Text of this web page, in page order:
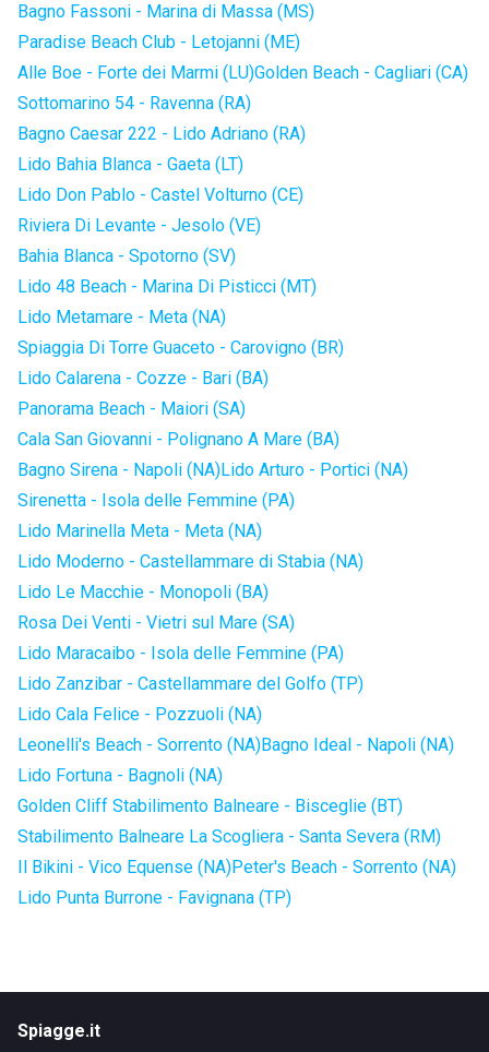
Bagno Fassoni - Marina di Massa (MS)
Paradise Beach Club - Letojanni (ME)
Alle Boe - Forte dei Marmi (LU)Golden Beach - Cagliari (CA)
Sottomarino 54 - Ravenna (RA)
Bagno Caesar 222 - Lido Adriano (RA)
Lido Bahia Blanca - Gaeta (LT)
Lido Don Pablo - Castel Volturno (CE)
Riviera Di Levante - Jesolo (VE)
Bahia Blanca - Spotorno (SV)
Lido 48 Beach - Marina Di Pisticci (MT)
Lido Metamare - Meta (NA)
Spiaggia Di Torre Guaceto - Carovigno (BR)
Lido Calarena - Cozze - Bari (BA)
Panorama Beach - Maiori (SA)
Cala San Giovanni - Polignano A Mare (BA)
Bagno Sirena - Napoli (NA)Lido Arturo - Portici (NA)
Sirenetta - Isola delle Femmine (PA)
Lido Marinella Meta - Meta (NA)
Lido Moderno - Castellammare di Stabia (NA)
Lido Le Macchie - Monopoli (BA)
Rosa Dei Venti - Vietri sul Mare (SA)
Lido Maracaibo - Isola delle Femmine (PA)
Lido Zanzibar - Castellammare del Golfo (TP)
Lido Cala Felice - Pozzuoli (NA)
Leonelli's Beach - Sorrento (NA)Bagno Ideal - Napoli (NA)
Lido Fortuna - Bagnoli (NA)
Golden Cliff Stabilimento Balneare - Bisceglie (BT)
Stabilimento Balneare La Scogliera - Santa Severa (RM)
Il Bikini - Vico Equense (NA)Peter's Beach - Sorrento (NA)
Lido Punta Burrone - Favignana (TP)
Spiagge.it